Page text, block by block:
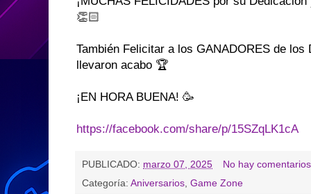
👏🏻
También Felicitar a los GANADORES de los
llevaron acabo 🏆
¡EN HORA BUENA! 🥳
https://facebook.com/share/p/15SZqLK1cA
PUBLICADO: marzo 07, 2025
No hay
Categoría: Aniversarios Game Zone